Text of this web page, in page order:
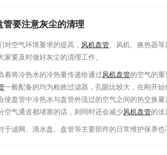
管要注意灰尘的清理
对空气环境要求的提高， 风机盘管 、风机、换热器
家要及时做好灰尘的清理工作。
着将冷热水的冷热量传递给通过风机盘管的空气的
一般配备的均为粗效过滤器，孔眼比较大，在刚开
使盘管中冷热水与盘管外流过的空气之间的热交换
空气通道都堵塞的话，则同时还会减少风机盘管的送
于滤网、滴水盘、盘管等主要部件的日常维护保养